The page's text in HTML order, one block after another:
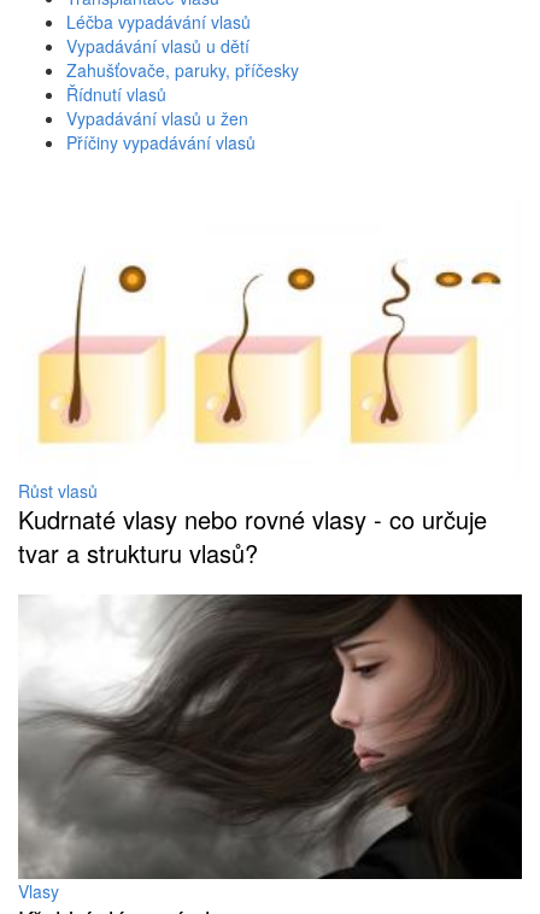
Léčba vypadávání vlasů
Vypadávání vlasů u dětí
Zahušťovače, paruky, příčesky
Řídnutí vlasů
Vypadávání vlasů u žen
Příčiny vypadávání vlasů
Růst vlasů
Kudrnaté vlasy nebo rovné vlasy - co určuje
tvar a strukturu vlasů?
Vlasy